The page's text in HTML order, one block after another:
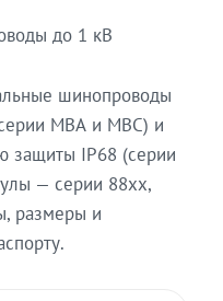
до 1 кВ
шинопроводы
МВА и МВС) и
защиты IP68 (серии
— серии 88xx,
размеры и